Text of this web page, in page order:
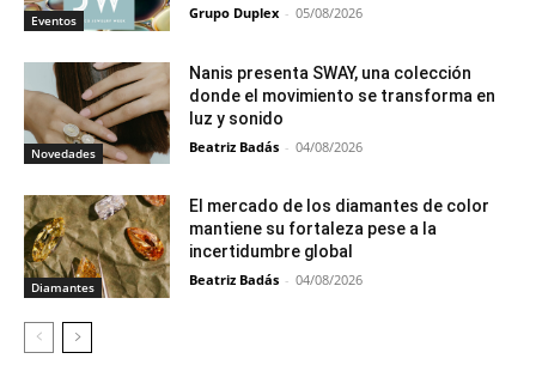
Eventos Grupo Duplex - 05/08/2026
Novedades
Nanis presenta SWAY, una colección
donde el movimiento se transforma en
luz y sonido
Beatriz Badás - 04/08/2026
Diamantes
El mercado de los diamantes de color
mantiene su fortaleza pese a la
incertidumbre global
Beatriz Badás - 04/08/2026